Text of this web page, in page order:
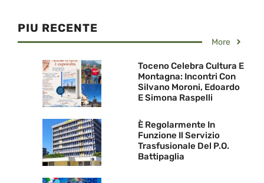
PIU RECENTE
More
Toceno Celebra Cultura E
Montagna: Incontri Con
Silvano Moroni, Edoardo
E Simona Raspelli
È Regolarmente In
Funzione Il Servizio
Trasfusionale Del P.O.
Battipaglia